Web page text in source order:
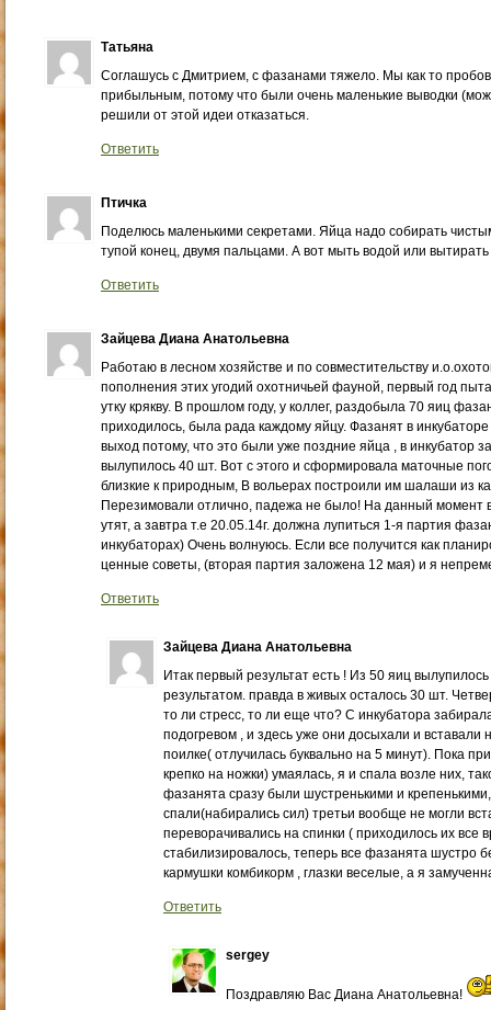
Татьяна
Соглашусь с Дмитрием, с фазанами тяжело. Мы как то
прибыльным, потому что были очень маленькие выводки
решили от этой идеи отказаться.
Ответить
Птичка
Поделюсь маленькими секретами. Яйца надо собирать
тупой конец, двумя пальцами. А вот мыть водой или
Ответить
Зайцева Диана Анатольевна
Работаю в лесном хозяйстве и по совместительству
пополнения этих угодий охотничьей фауной, первый год
утку крякву. В прошлом году, у коллег, раздобыла 70 яиц
приходилось, была рада каждому яйцу. Фазанят в
выход потому, что это были уже поздние яйца , в инкубатор
вылупилось 40 шт. Вот с этого и сформировала маточные
близкие к природным, В вольерах построили им шалаши из
Перезимовали отлично, падежа не было! На данный момент
утят, а завтра т.е 20.05.14г. должна лупиться 1-я партия
инкубаторах) Очень волнуюсь. Если все получится как
ценные советы, (вторая партия заложена 12 мая) и я
Ответить
Зайцева Диана Анатольевна
Итак первый результат есть ! Из 50 яиц
результатом. правда в живых осталось 30 шт.
то ли стресс, то ли еще что? С инкубатора
подогревом , и здесь уже они досыхали и вставали
поилке( отлучилась буквально на 5 минут). Пока
крепко на ножки) умаялась, я и спала возле них,
фазанята сразу были шустренькими и
спали(набирались сил) третьи вообще не могли
переворачивались на спинки ( приходилось их все
стабилизировалось, теперь все фазанята шустро
кармушки комбикорм , глазки веселые, а я
Ответить
sergey
Поздравляю Вас Диана Анатольевна!